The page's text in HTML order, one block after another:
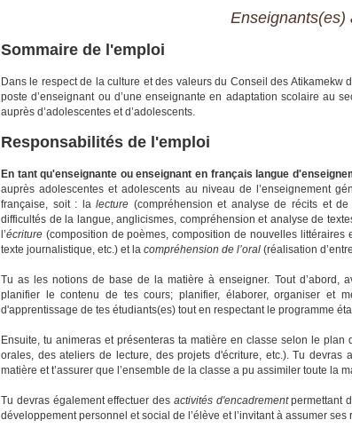
Enseignants(es)
Sommaire de l'emploi
Dans le respect de la culture et des valeurs du Conseil des Atikamekw
poste d’enseignant ou d’une enseignante en adaptation scolaire au
auprès d’adolescentes et d’adolescents.
Responsabilités de l'emploi
En tant qu'enseignante ou enseignant en français langue
auprès adolescentes et adolescents au niveau de l’enseignement
française, soit : lalecture (compréhension et analyse de récits et de
difficultés de la langue, anglicismes, compréhension et analyse de
l’écriture (composition de poèmes, composition de nouvelles
texte journalistique, etc.) et la compréhension de l’oral (réalisation
Tu as les notions de base de la matière à enseigner. Tout d’abord,
planifier le contenu de tes cours; planifier, élaborer, organiser et
d'apprentissage de tes étudiants(es) tout en respectant le programme
Ensuite, tu animeras et présenteras ta matière en classe selon le
orales, des ateliers de lecture, des projets d'écriture, etc.). Tu
matière et t’assurer que l’ensemble de la classe a pu assimiler toute la
Tu devras également effectuer des activités d'encadrementpermettant
développement personnel et social de l’élève et l’invitant à assumer